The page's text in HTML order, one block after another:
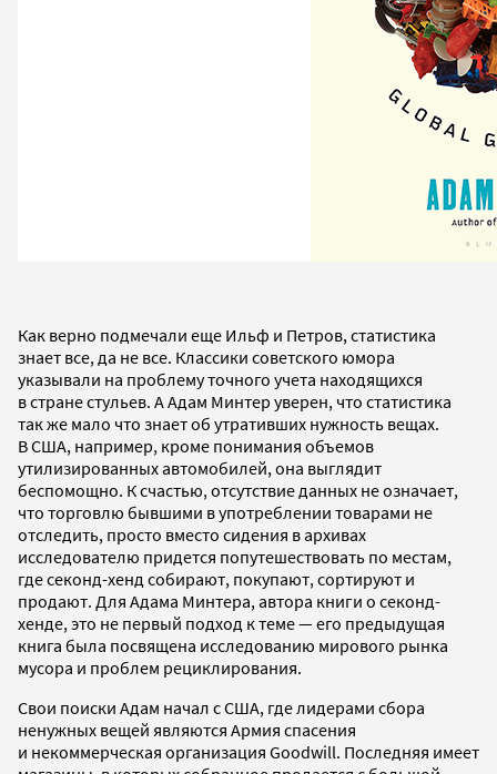
Как верно подмечали еще Ильф и Петров, статистика
знает все, да не все. Классики советского юмора
указывали на проблему точного учета находящихся
в стране стульев. А Адам Минтер уверен, что статистика
так же мало что знает об утративших нужность вещах.
В США, например, кроме понимания объемов
утилизированных автомобилей, она выглядит
беспомощно. К счастью, отсутствие данных не означает,
что торговлю бывшими в употреблении товарами не
отследить, просто вместо сидения в архивах
исследователю придется попутешествовать по местам,
где секонд-хенд собирают, покупают, сортируют и
продают. Для Адама Минтера, автора книги о секонд-
хенде, это не первый подход к теме — его предыдущая
книга была посвящена исследованию мирового рынка
мусора и проблем рециклирования.
Свои поиски Адам начал с США, где лидерами сбора
ненужных вещей являются Армия спасения
и некоммерческая организация Goodwill. Последняя имеет